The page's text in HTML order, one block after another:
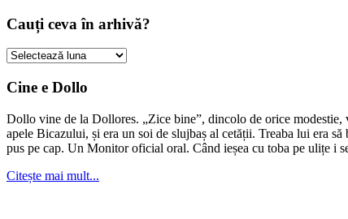
Cauți ceva în arhivă?
Cauți
în
Cine e Dollo
Dollo vine de la Dollores. „Zice bine”, dincolo de orice
apele Bicazului, și era un soi de slujbaș al cetății. Treaba lui era
pus pe cap. Un Monitor oficial oral. Când ieșea cu toba pe ulițe i
Citește mai mult...